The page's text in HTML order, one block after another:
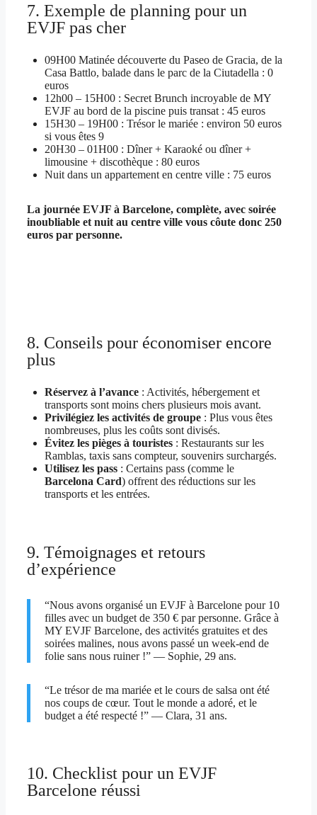
7. Exemple de planning pour un
EVJF pas cher
09H00 Matinée découverte du Paseo de Gracia, de la
Casa Battlo, balade dans le parc de la Ciutadella : 0
euros
12h00 – 15H00 : Secret Brunch incroyable de MY
EVJF au bord de la piscine puis transat : 45 euros
15H30 – 19H00 : Trésor le mariée : environ 50 euros
si vous êtes 9
20H30 – 01H00 : Dîner + Karaoké ou dîner +
limousine + discothèque : 80 euros
Nuit dans un appartement en centre ville : 75 euros
La journée EVJF à Barcelone, complète, avec soirée
inoubliable et nuit au centre ville vous côute donc 250
euros par personne.
8. Conseils pour économiser encore
plus
Réservez à l’avance : Activités, hébergement et
transports sont moins chers plusieurs mois avant.
Privilégiez les activités de groupe : Plus vous êtes
nombreuses, plus les coûts sont divisés.
Évitez les pièges à touristes : Restaurants sur les
Ramblas, taxis sans compteur, souvenirs surchargés.
Utilisez les pass : Certains pass (comme le
Barcelona Card) offrent des réductions sur les
transports et les entrées.
9. Témoignages et retours
d’expérience
“Nous avons organisé un EVJF à Barcelone pour 10
filles avec un budget de 350 € par personne. Grâce à
MY EVJF Barcelone, des activités gratuites et des
soirées malines, nous avons passé un week-end de
folie sans nous ruiner !” — Sophie, 29 ans.
“Le trésor de ma mariée et le cours de salsa ont été
nos coups de cœur. Tout le monde a adoré, et le
budget a été respecté !” — Clara, 31 ans.
10. Checklist pour un EVJF
Barcelone réussi